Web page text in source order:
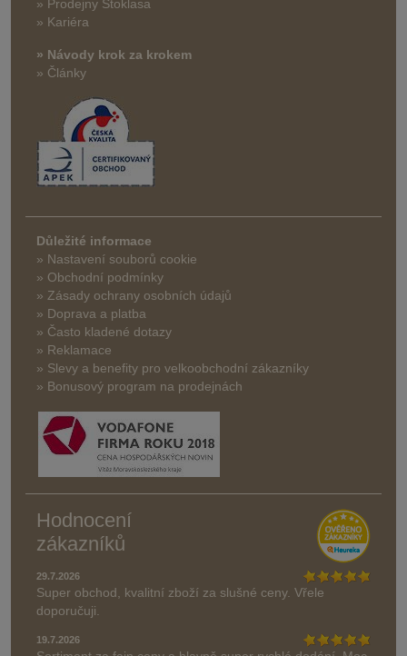
» Prodejny Stoklasa
» Kariéra
» Návody krok za krokem
» Články
Důležité informace
» Nastavení souborů cookie
» Obchodní podmínky
» Zásady ochrany osobních údajů
» Doprava a platba
» Často kladené dotazy
» Reklamace
» Slevy a benefity pro velkoobchodní zákazníky
» Bonusový program na prodejnách
Hodnocení
zákazníků
29.7.2026
Super obchod, kvalitní zboží za slušné ceny. Vřele
doporučuji.
19.7.2026